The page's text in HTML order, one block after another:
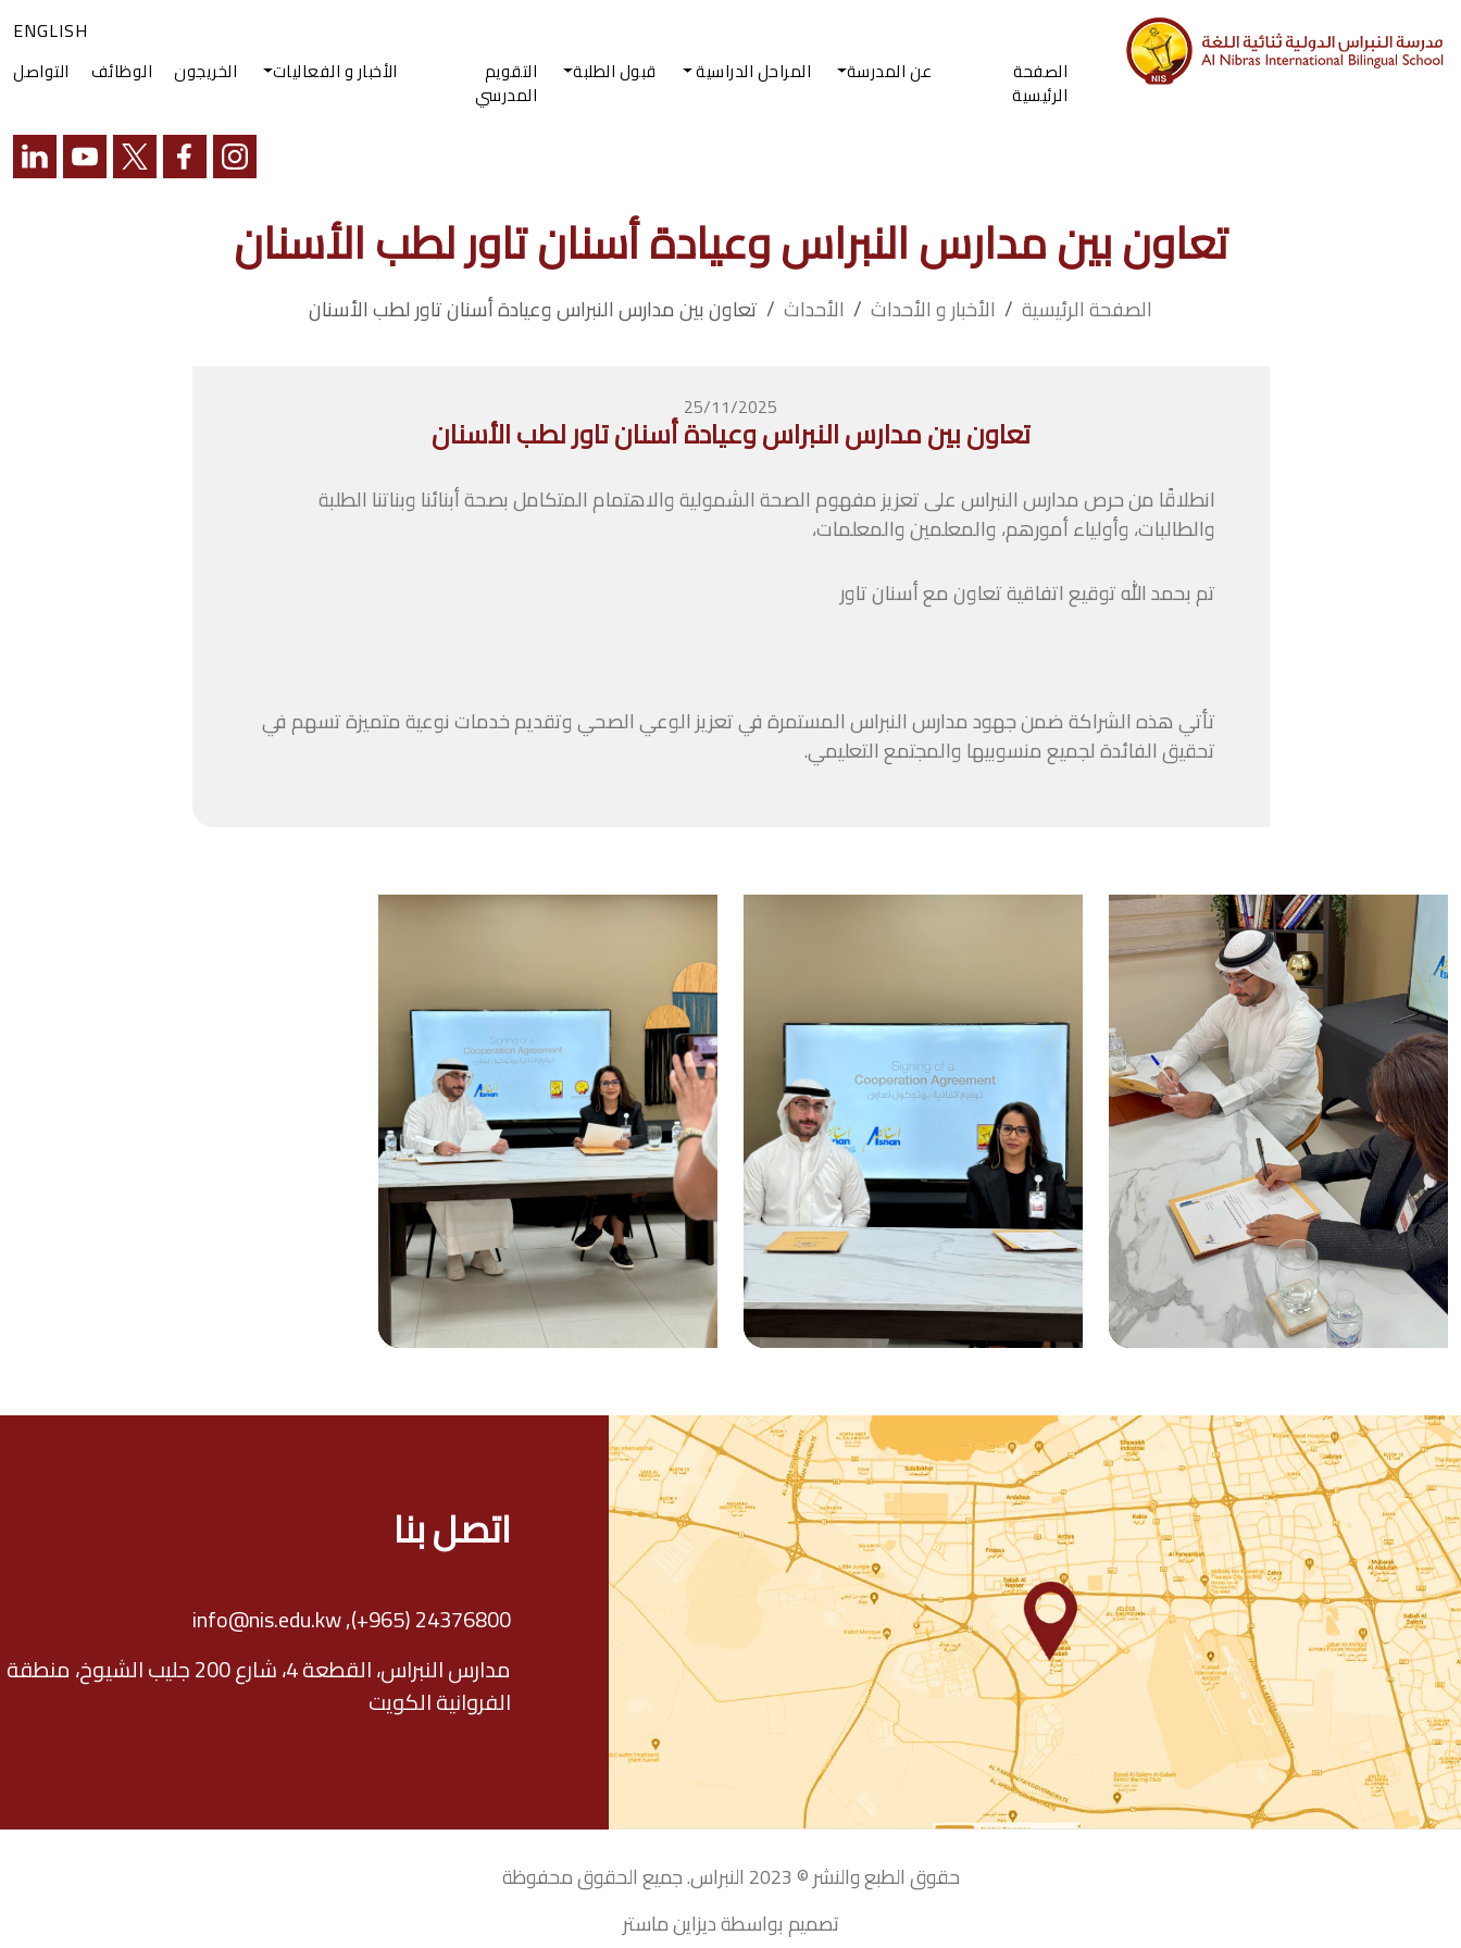
ENGLISH
الصفحة
الرئيسية
عن المدرسة المراحل الدراسية قبول الطلبة التقويم
المدرسي
الأخبار و الفعاليات الخريجون الوظائف التواصل
تعاون بين مدارس النبراس وعيادة أسنان تاور لطب الأسنان
الصفحة الرئيسية الأخبار و الأحداث الأحداث تعاون بين مدارس النبراس وعيادة أسنان تاور لطب الأسنان
25/11/2025
تعاون بين مدارس النبراس وعيادة أسنان تاور لطب الأسنان
انطلاقًا من حرص مدارس النبراس على تعزيز مفهوم الصحة الشمولية والاهتمام المتكامل بصحة أبنائنا وبناتنا الطلبة
والطالبات، وأولياء أمورهم، والمعلمين والمعلمات،
‏‎تأتي هذه الشراكة ضمن جهود مدارس النبراس المستمرة في تعزيز الوعي الصحي وتقديم خدمات نوعية متميزة تسهم في
تحقيق الفائدة لجميع منسوبيها والمجتمع التعليمي.
اتصل بنا
(+965) 24376800
,
info@nis.edu.kw
مدارس النبراس، القطعة 4، شارع 200 جليب الشيوخ، منطقة
الفروانية الكويت
حقوق الطبع والنشر © 2023 النبراس. جميع الحقوق محفوظة
تصميم بواسطة ديزاين ماستر